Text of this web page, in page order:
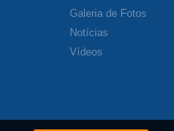
Galeria de Fotos
Notícias
Vídeos